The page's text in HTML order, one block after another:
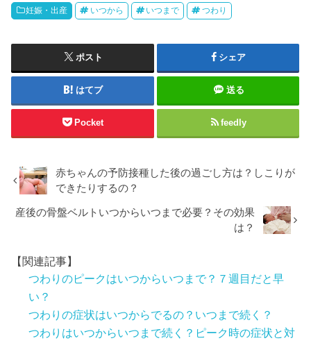
妊娠・出産 いつから いつまで つわり
ポスト シェア
はてブ 送る
Pocket feedly
赤ちゃんの予防接種した後の過ごし方は？しこりが
できたりするの？
産後の骨盤ベルトいつからいつまで必要？その効果
は？
【関連記事】
つわりのピークはいつからいつまで？７週目だと早
い？
つわりの症状はいつからでるの？いつまで続く？
つわりはいつからいつまで続く？ピーク時の症状と対